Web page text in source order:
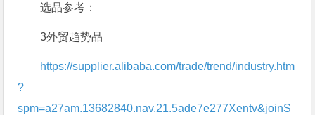
选品参考：
3外贸趋势品
https://supplier.alibaba.com/trade/trend/industry.htm
?
spm=a27am.13682840.nav.21.5ade7e277Xentv&joinS